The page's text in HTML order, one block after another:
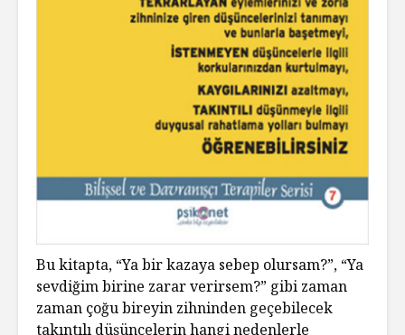
Bu kitapta, “Ya bir kazaya sebep olursam?”, “Ya
sevdiğim birine zarar verirsem?” gibi zaman
zaman çoğu bireyin zihninden geçebilecek
takıntılı düşüncelerin hangi nedenlerle